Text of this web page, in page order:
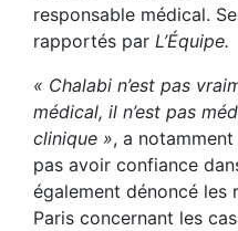
responsable médical.
rapportés par L’Équipe.
« Chalabi n’est pas
médical, il n’est pas
clinique », a
pas avoir confiance
également dénoncé les
Paris concernant les